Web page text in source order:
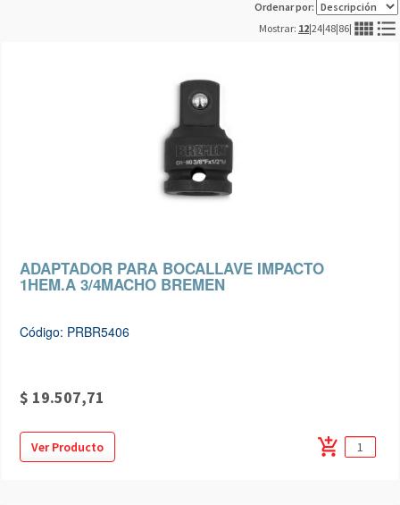
Ordenar por:
Mostrar: 12|24|48|86| view_comfyformat_list_bulleted
ADAPTADOR PARA BOCALLAVE IMPACTO
1HEM.A 3/4MACHO BREMEN
Código: PRBR5406
$ 19.507,71
Ver Producto add_shopping_cart